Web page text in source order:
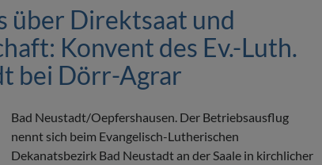
über Direktsaat und
Konvent des Ev.-Luth.
bei Dörr-Agrar
Bad Neustadt/Oepfershausen. Der Betriebsausflug
nennt sich beim Evangelisch-Lutherischen
Dekanatsbezirk Bad Neustadt an der Saale in kirchlicher